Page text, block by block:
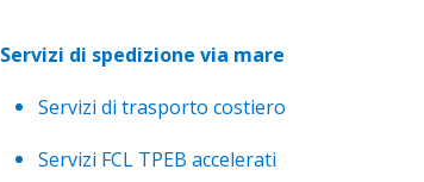
Servizi di spedizione via mare
Servizi di trasporto costiero
Servizi FCL TPEB accelerati